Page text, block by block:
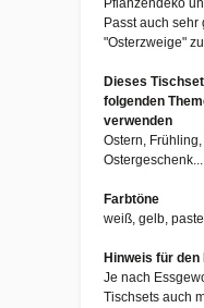
Pflanzendeko
Passt auch sehr
"Osterzweige"
Dieses
folgenden
verwenden
Ostern,
Ostergeschenk...
Farbtöne
weiß, gelb, pastel
Hinweis für den
Je nach
Tischsets auch